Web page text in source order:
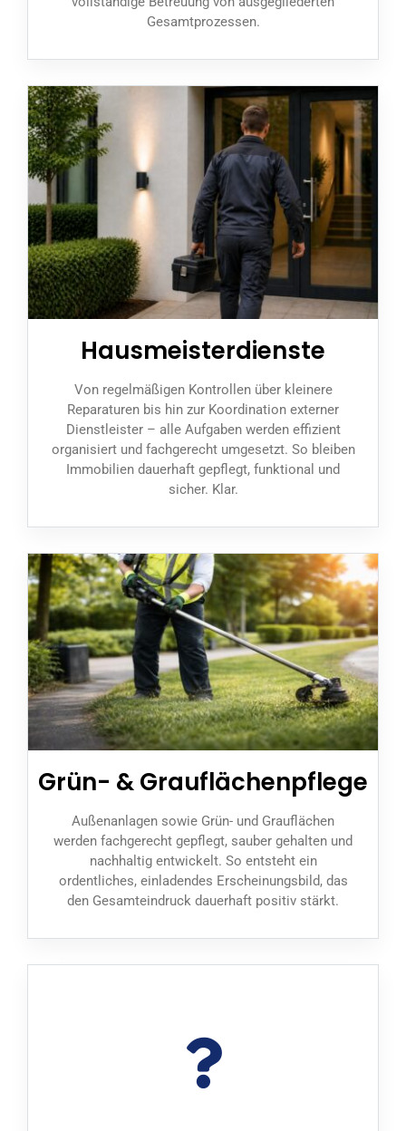
Gesamtprozessen.
Hausmeisterdienste
Von regelmäßigen Kontrollen über kleinere
Reparaturen bis hin zur Koordination externer
Dienstleister – alle Aufgaben werden effizient
organisiert und fachgerecht umgesetzt. So bleiben
Immobilien dauerhaft gepflegt, funktional und
sicher. Klar.
Grün- & Grauflächenpflege
Außenanlagen sowie Grün- und Grauflächen
werden fachgerecht gepflegt, sauber gehalten und
nachhaltig entwickelt. So entsteht ein
ordentliches, einladendes Erscheinungsbild, das
den Gesamteindruck dauerhaft positiv stärkt.